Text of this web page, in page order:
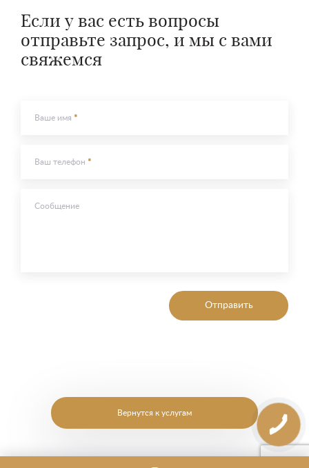
Если у вас есть вопросы
отправьте запрос, и мы с вами
свяжемся
Ваше имя
Ваш телефон
Сообщение
Отправить
Вернутся к услугам